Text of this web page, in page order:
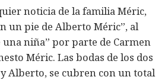
noticia de la familia Méric,
un pie de Alberto Méric”, al
niña” por parte de Carmen
Méric. Las bodas de los dos
Alberto, se cubren con un total